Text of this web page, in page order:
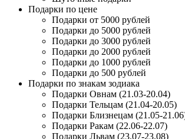
Подарки по цене
Подарки от 5000 рублей
Подарки до 5000 рублей
Подарки до 3000 рублей
Подарки до 2000 рублей
Подарки до 1000 рублей
Подарки до 500 рублей
Подарки по знакам зодиака
Подарки Овнам (21.03-20.04)
Подарки Тельцам (21.04-20.05)
Подарки Близнецам (21.05-
Подарки Ракам (22.06-22.07)
Подарки Львам (23.07-23.08)